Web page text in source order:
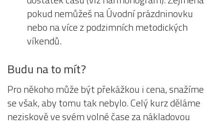
pokud nemůžeš na Úvodní prázdninovku
nebo na více z podzimních metodických
víkendů.
Budu na to mít?
Pro někoho může být překážkou i cena, snažíme
se však, aby tomu tak nebylo. Celý kurz děláme
neziskově ve svém volné čase za nákladovou